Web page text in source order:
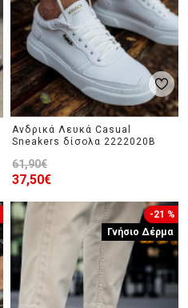
Ανδρικά Λευκά Casual
Sneakers δίσολα 2222020B
37,50€
61,90€
Γνήσιο Δέρμα
-21 %